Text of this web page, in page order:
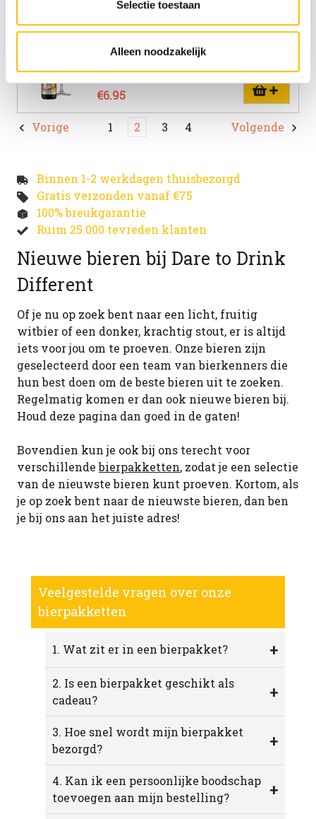
Selectie toestaan
Alleen noodzakelijk
Cognac fles 33cl
€6.95
Vorige 1 2 3 4 Volgende
Binnen 1-2 werkdagen thuisbezorgd
Gratis verzonden vanaf €75
100% breukgarantie
Ruim 25.000 tevreden klanten
Nieuwe bieren bij Dare to Drink
Different
Of je nu op zoek bent naar een licht, fruitig
witbier of een donker, krachtig stout, er is altijd
iets voor jou om te proeven. Onze bieren zijn
geselecteerd door een team van bierkenners die
hun best doen om de beste bieren uit te zoeken.
Regelmatig komen er dan ook nieuwe bieren bij.
Houd deze pagina dan goed in de gaten!
Bovendien kun je ook bij ons terecht voor
verschillendebierpakketten, zodat je een selectie
van de nieuwste bieren kunt proeven. Kortom, als
je op zoek bent naar de nieuwste bieren, dan ben
je bij ons aan het juiste adres!
Veelgestelde vragen over onze
bierpakketten
1. Wat zit er in een bierpakket? +
2. Is een bierpakket geschikt als
cadeau?
+
3. Hoe snel wordt mijn bierpakket
bezorgd?
+
4. Kan ik een persoonlijke boodschap
toevoegen aan mijn bestelling?
+